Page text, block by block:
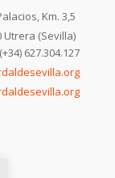
Km. 3,5
Utrera (Sevilla)
627.304.127